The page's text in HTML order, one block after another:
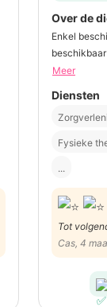
Over de
Enkel
Meer
Diensten
Fysieke
...
Tot
Cas, 4